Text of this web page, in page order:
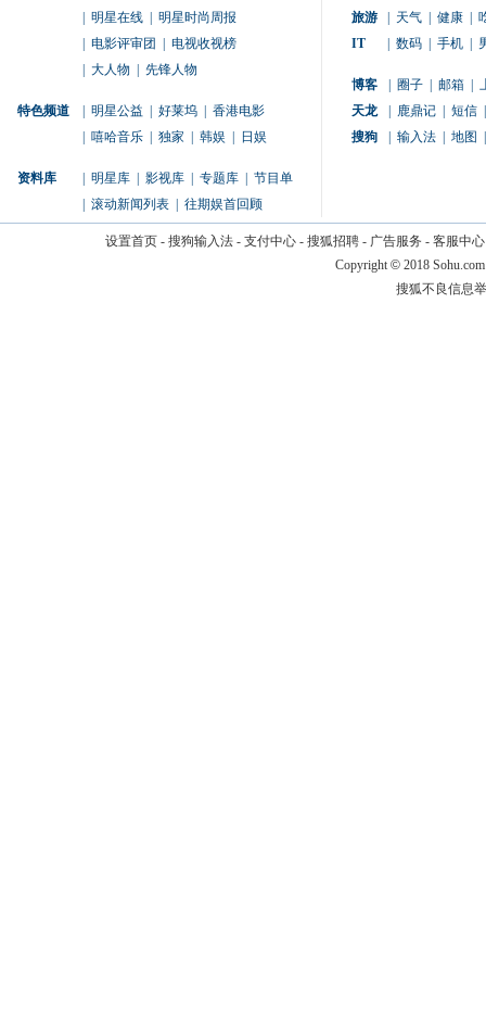
明星在线
明星时尚周报
电影评审团
电视收视榜
大人物 先锋人物
特色频道 明星公益 好莱坞
香港电影
嘻哈音乐 独家 韩娱 日娱
资料库 明星库 影视库 专题库
节目单
滚动新闻列表 往期娱首回顾
旅游
天气 健康
IT
数码 手机
博客 圈子 邮箱
天龙
鹿鼎记 短信
搜狗
输入法 地图
设置首页- 搜狗输入法- 支付中心- 搜狐招聘- 广告服务 - 客服中心
Copyright © 2018
搜狐不良信息